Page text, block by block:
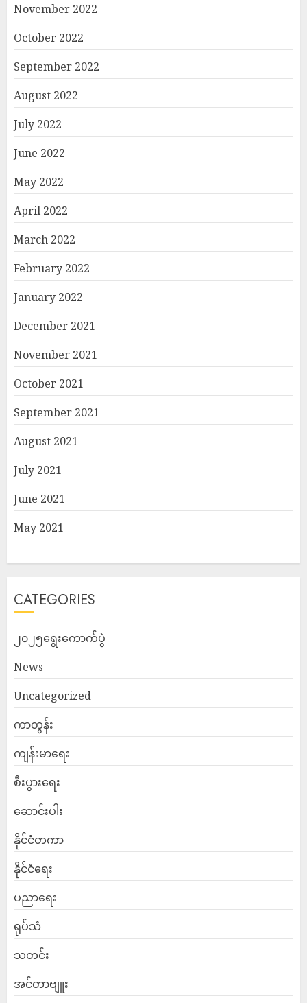
November 2022
October 2022
September 2022
August 2022
July 2022
June 2022
May 2022
April 2022
March 2022
February 2022
January 2022
December 2021
November 2021
October 2021
September 2021
August 2021
July 2021
June 2021
May 2021
CATEGORIES
၂၀၂၅ရွေးကောက်ပွဲ
News
Uncategorized
ကာတွန်း
ကျန်းမာရေး
စီးပွားရေး
ဆောင်းပါး
နိုင်ငံတကာ
နိုင်ငံရေး
ပညာရေး
ရုပ်သံ
သတင်း
အင်တာဗျူး